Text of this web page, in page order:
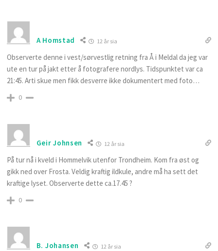
A Homstad 12 år sia
Observerte denne i vest/sørvestlig retning fra Å i Meldal da jeg var
ute en tur på jakt etter å fotografere nordlys. Tidspunktet var ca
21:45. Arti skue men fikk desverre ikke dokumentert med foto…
0
Geir Johnsen 12 år sia
På tur nå i kveld i Hommelvik utenfor Trondheim. Kom fra øst og
gikk ned over Frosta. Veldig kraftig ildkule, andre må ha sett det
kraftige lyset. Observerte dette ca.17.45 ?
0
B. Johansen 12 år sia